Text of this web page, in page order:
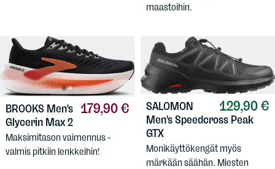
maastoihin.
179,90 €
BROOKS Men's
Glycerin Max 2
Maksimitason vaimennus -
valmis pitkiin lenkkeihin!
129,90 €
SALOMON
Men's Speedcross Peak
GTX
Monikäyttökengät myös
märkään säähän. Miesten